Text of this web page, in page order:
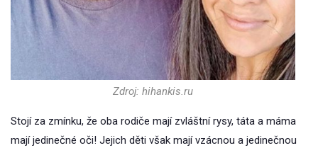
Zdroj: hihankis.ru
Stojí za zmínku, že oba rodiče mají zvláštní rysy, táta a máma
mají jedinečné oči! Jejich děti však mají vzácnou a jedinečnou